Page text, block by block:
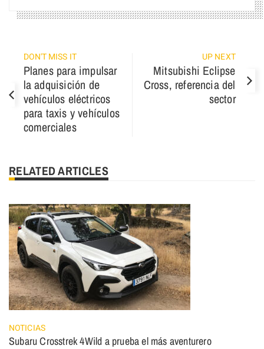
DON'T MISS IT
Planes para impulsar
la adquisición de
vehículos eléctricos
para taxis y vehículos
comerciales
UP NEXT
Mitsubishi Eclipse
Cross, referencia del
sector
RELATED ARTICLES
NOTICIAS
Subaru Crosstrek 4Wild a prueba el más aventurero